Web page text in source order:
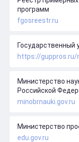
программ
fgosreestr.ru
Государственный
https://guppros.ru/
Министерство
Российской
minobrnauki.gov.ru
Министерство
edu.gov.ru